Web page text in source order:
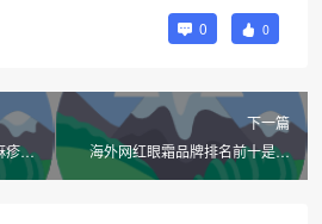
0 0
疹是
下一篇
海外网红眼霜品牌排名前十是哪
些？有哪些美法品牌？科颜氏有进